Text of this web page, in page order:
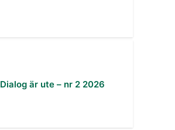
Dialog är ute – nr 2 2026